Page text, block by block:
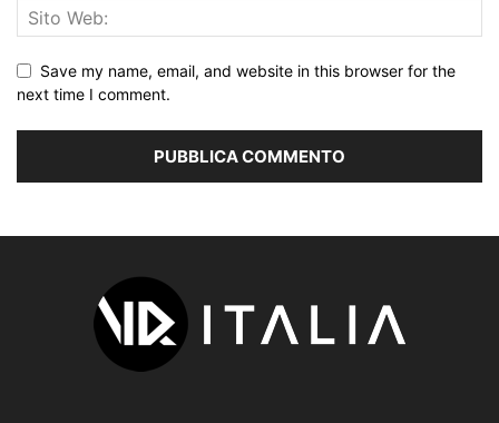
Save my name, email, and website in this browser for the
next time I comment.